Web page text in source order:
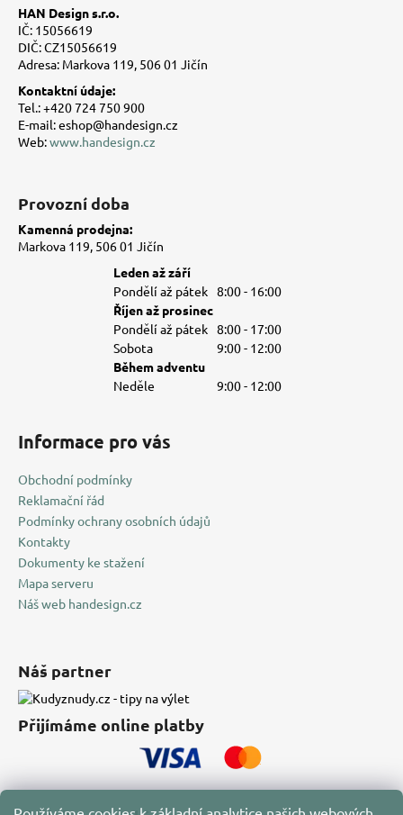
HAN Design s.r.o.
IČ: 15056619
DIČ: CZ15056619
Adresa: Markova 119, 506 01 Jičín
Kontaktní údaje:
Tel.: +420 724 750 900
E-mail: eshop@handesign.cz
Web:www.handesign.cz
Provozní doba
Kamenná prodejna:
Markova 119, 506 01 Jičín
Leden až září
Pondělí až pátek 8:00 - 16:00
Říjen až prosinec
Pondělí až pátek 8:00 - 17:00
Sobota
9:00 - 12:00
Během adventu
Neděle
9:00 - 12:00
Informace pro vás
Obchodní podmínky
Reklamační řád
Podmínky ochrany osobních údajů
Kontakty
Dokumenty ke stažení
Mapa serveru
Náš web handesign.cz
Náš partner
Přijímáme online platby